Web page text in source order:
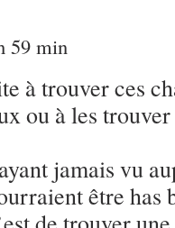
59 min
à trouver ces
ou à les
jamais vu
être